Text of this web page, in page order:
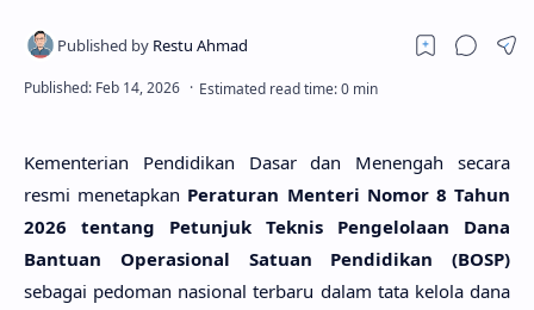
Kementerian Pendidikan Dasar dan Menengah secara
resmi menetapkan Peraturan Menteri Nomor 8 Tahun
2026 tentang Petunjuk Teknis Pengelolaan Dana
Bantuan Operasional Satuan Pendidikan (BOSP)
sebagai pedoman nasional terbaru dalam tata kelola dana